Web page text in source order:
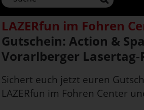
LAZERfun im Fohren
Gutschein: Action &
Vorarlberger Lasertag-
Sichert euch jetzt euren
LAZERfun im Fohren Center